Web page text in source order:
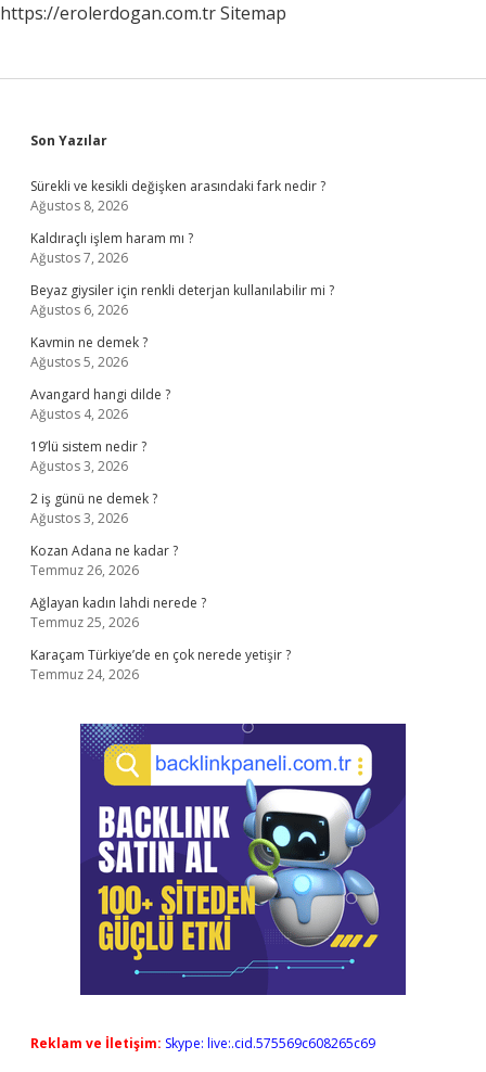
https://erolerdogan.com.trSitemap
Sidebar
Son Yazılar
Sürekli ve kesikli değişken arasındaki fark nedir ?
Ağustos 8, 2026
Kaldıraçlı işlem haram mı ?
Ağustos 7, 2026
Beyaz giysiler için renkli deterjan kullanılabilir mi ?
Ağustos 6, 2026
Kavmin ne demek ?
Ağustos 5, 2026
Avangard hangi dilde ?
Ağustos 4, 2026
19’lü sistem nedir ?
Ağustos 3, 2026
2 iş günü ne demek ?
Ağustos 3, 2026
Kozan Adana ne kadar ?
Temmuz 26, 2026
Ağlayan kadın lahdi nerede ?
Temmuz 25, 2026
Karaçam Türkiye’de en çok nerede yetişir ?
Temmuz 24, 2026
Reklam ve İletişim: Skype: live:.cid.575569c608265c69